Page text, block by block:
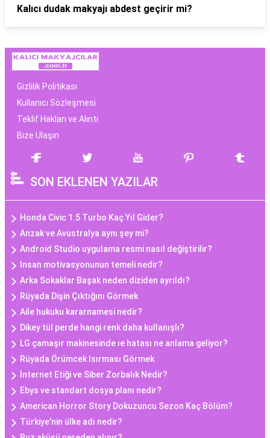
Kalıcı dudak makyajı abdest geçirir mi?
Gizlilik Politikası
Kullanıcı Sözleşmesi
Teklif Hakları ve Alıntı
Bize Ulaşın
SON EKLENEN YAZILAR
Honda Civic 1.5 Turbo Kaç Yıl Gider?
Anzak ve Avustralya aynı şey mi?
Android Studio uygulama resmi nasıl değiştirilir?
Insan motivasyonunun temeli nedir?
Arka Sokaklar Başak neden diziden ayrıldı?
Rüyada Dişin Çıktığını Görmek
Aile hukuku kararnamesi nedir?
Dikey tül perde hangi renk daha kullanışlı?
LG çamaşır makinesinde ıe hatası ne anlama geliyor?
Rüyada Örümcek Isırması Görmek
İnternet Etiği ve Siber Zorbalık Nedir?
Ebys ve standart dosya planı nedir?
American Horror Story Dokuzuncu Sezon Kaç Bölüm?
Türkiye'nin ülke adı nedir?